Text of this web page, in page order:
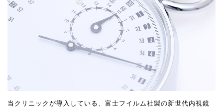
当クリニックが導入している、富士フイルム社製の新世代内視鏡